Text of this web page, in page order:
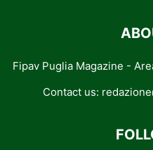
Fipav Puglia Magazine -
Contact us: